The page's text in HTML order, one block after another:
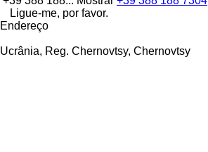
Ligue-me, por favor.
Endereço
Ucrânia, Reg. Chernovtsy, Chernovtsy